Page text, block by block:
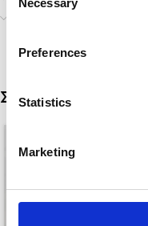
Selection
Preferences
Statistics
Marketing
Σχετικά προϊόντα